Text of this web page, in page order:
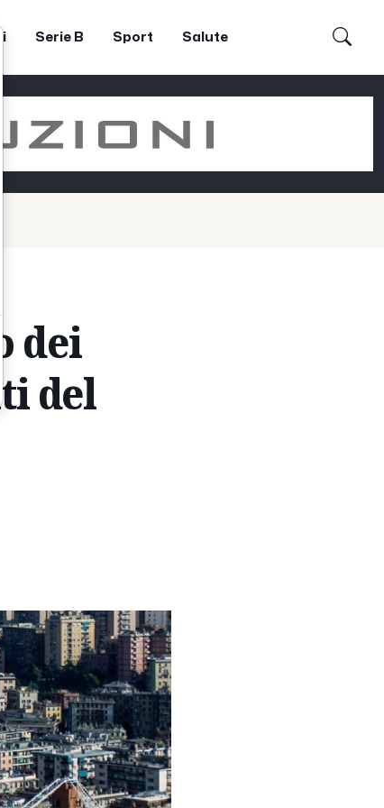
Serie B Sport Salute
dei
del